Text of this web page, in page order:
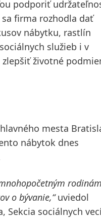
podporiť
firma rozhodla dať
nábytku, rastlín
služieb i v
životné
mesta
nábytok dnes
o bývanie,“uviedol
Sekcia sociálnych